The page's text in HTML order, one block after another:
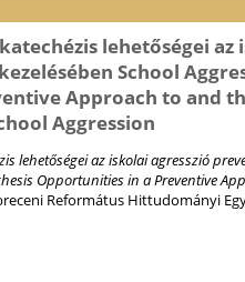
katechézis lehetőségei
School
Approach to and
Aggression
lehetőségei az iskolai agresszió
Opportunities in a Preventive
Református Hittudományi